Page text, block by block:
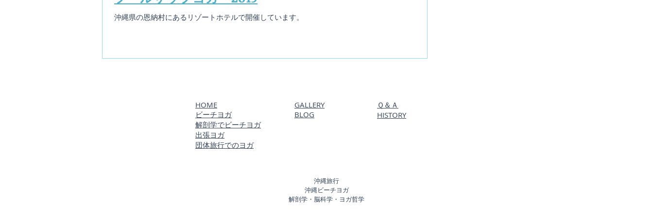
沖縄県の恩納村にあるリゾートホテルで開催しています。
​​HOME
ビーチヨガ
​解剖学でビーチヨガ
出張ヨガ
​団体旅行でのヨガ
GALLERY
BLOG
Ｑ＆Ａ
HISTORY
​沖縄旅行
​沖縄ビーチヨガ
解剖学・脳科学・ヨガ哲学